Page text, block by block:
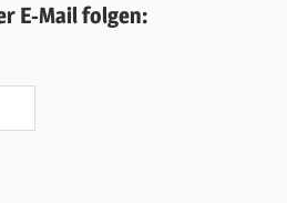
E-Mail folgen: